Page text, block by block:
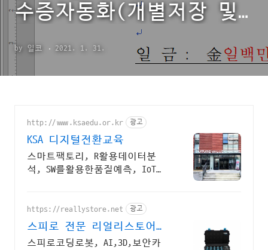
수증자동화(개별저장 및
찾아바꾸기)
by 일코 2021. 1. 31.
http://www.ksaedu.or.kr 광고
KSA 디지털전환교육
스마트팩토리, R활용데이터분
석, SW를활용한품질예측, IoT센
https://reallystore.net 광고
스피로 전문 리얼리스토어
코딩교육을 쉽고 재밌게
스피로코딩로봇, AI,3D,보안카